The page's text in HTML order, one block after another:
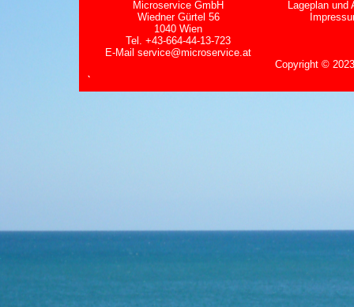
Microservice GmbH
Wiedner Gürtel 56
1040 Wien
Tel. +43-664-44-13-723
E-Mail service@microservice.at
Lageplan
Copyright ©
`